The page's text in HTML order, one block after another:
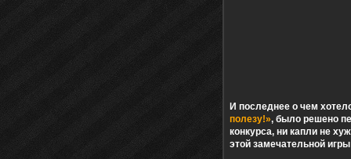
И последнее о чем
полезу!», было решено
конкурса, ни капли не
этой замечательной